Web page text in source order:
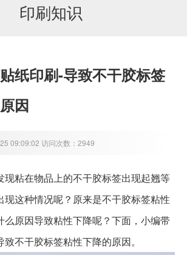
印刷知识
纸印刷-导致不干胶标签
因
09:09:02 访问次数：2949
粘在物品上的不干胶标签出现起翘等
现这种情况呢？原来是不干胶标签粘性
么原因导致粘性下降呢？下面，小编带
不干胶标签粘性下降的原因。